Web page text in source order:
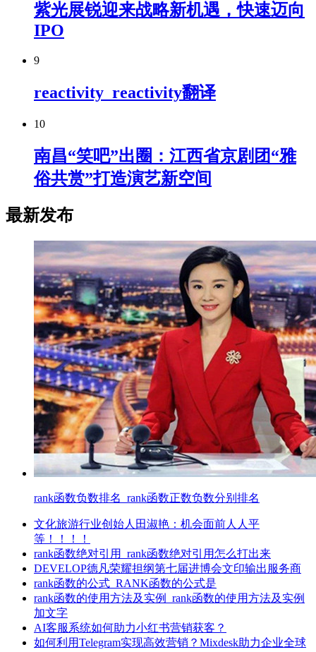
紫光展锐迎来战略新机遇，快速迈向
IPO
9
reactivity_reactivity翻译
10
南昌“笑吧”出圈：江西省京剧团“雅
俗共赏”打造演艺新空间
最新发布
rank函数负数排名_rank函数正数负数分别排名
文化旅游行业创始人田淑艳：机会面前人人平
等！！！！
rank函数绝对引用_rank函数绝对引用怎么打出来
DEVELOP德凡荣耀担纲第七届进博会文印输出服务商
rank函数的公式_RANK函数的公式是
rank函数的使用方法及实例_rank函数的使用方法及实例
加文字
AI客服系统如何助力小红书营销获客？
如何利用Telegram实现高效营销？Mixdesk助力企业全球